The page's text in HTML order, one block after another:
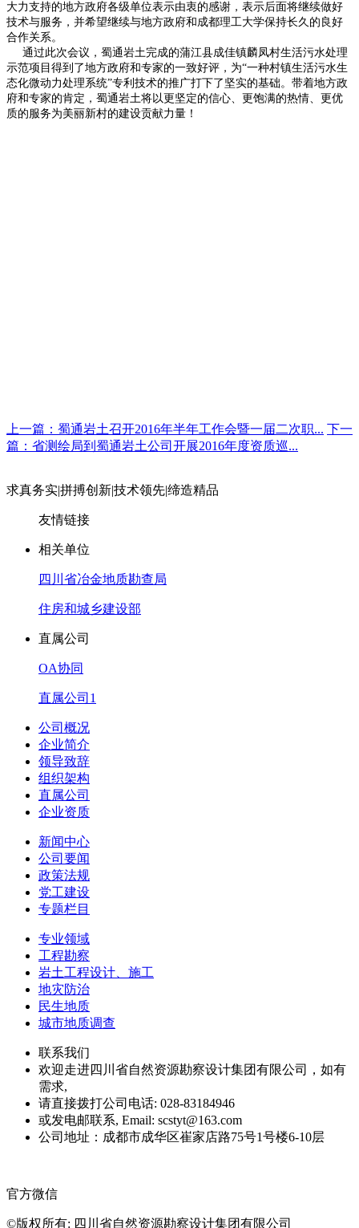
大力支持的地方政府各级单位表示由衷的感谢，表示后面将继续做好
技术与服务，并希望继续与地方政府和成都理工大学保持长久的良好
合作关系。
通过此次会议，蜀通岩土完成的蒲江县成佳镇麟凤村生活污水处理
示范项目得到了地方政府和专家的一致好评，为“一种村镇生活污水生
态化微动力处理系统”专利技术的推广打下了坚实的基础。带着地方政
府和专家的肯定，蜀通岩土将以更坚定的信心、更饱满的热情、更优
质的服务为美丽新村的建设贡献力量！
上一篇：蜀通岩土召开2016年半年工作会暨一届二次职... 下一
篇：省测绘局到蜀通岩土公司开展2016年度资质巡...
求真务实|拼搏创新|技术领先|缔造精品
友情链接
相关单位
四川省冶金地质勘查局
住房和城乡建设部
直属公司
OA协同
直属公司1
公司概况
企业简介
领导致辞
组织架构
直属公司
企业资质
新闻中心
公司要闻
政策法规
党工建设
专题栏目
专业领域
工程勘察
岩土工程设计、施工
地灾防治
民生地质
城市地质调查
联系我们
欢迎走进四川省自然资源勘察设计集团有限公司，如有
需求,
请直接拨打公司电话: 028-83184946
或发电邮联系, Email: scstyt@163.com
公司地址：成都市成华区崔家店路75号1号楼6-10层
官方微信
©版权所有: 四川省自然资源勘察设计集团有限公司